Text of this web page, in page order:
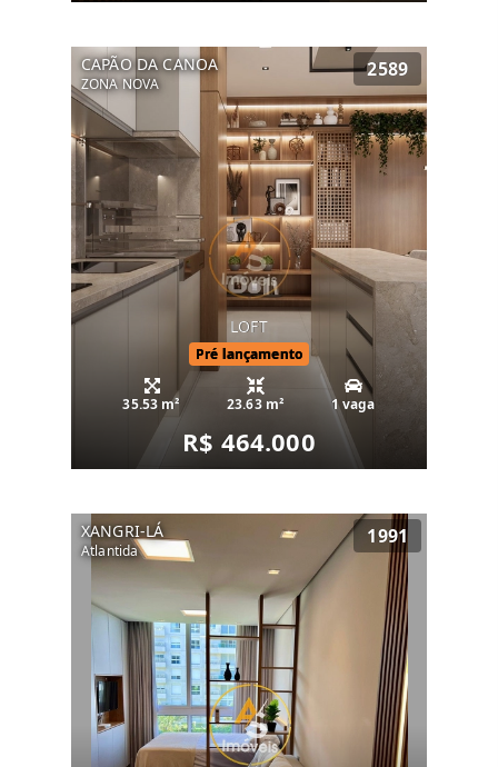
CAPÃO DA CANOA
ZONA NOVA
2589
LOFT
Pré lançamento
35.53 m² 23.63 m² 1 vaga
R$ 464.000
XANGRI-LÁ
Atlantida
1991